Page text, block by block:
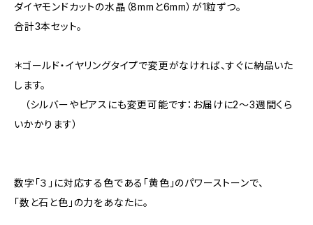
ダイヤモンドカットの水晶（8mmと6mm）が1粒ずつ。
合計3本セット。
＊ゴールド・イヤリングタイプで変更がなければ、すぐに納品いた
します。
（シルバーやピアスにも変更可能です：お届けに2～3週間くら
いかかります）
数字「３」に対応する色である「黄色」のパワーストーンで、
「数と石と色」の力をあなたに。